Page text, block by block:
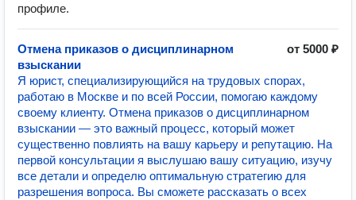
профиле.
Отмена приказов о дисциплинарном
взыскании
от 5000 ₽
Я юрист, специализирующийся на трудовых спорах,
работаю в Москве и по всей России, помогаю каждому
своему клиенту. Отмена приказов о дисциплинарном
взыскании — это важный процесс, который может
существенно повлиять на вашу карьеру и репутацию. На
первой консультации я выслушаю вашу ситуацию, изучу
все детали и определю оптимальную стратегию для
разрешения вопроса. Вы сможете рассказать о всех